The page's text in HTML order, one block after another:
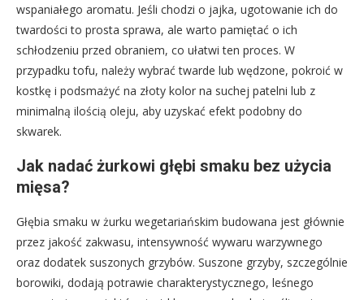
wspaniałego aromatu. Jeśli chodzi o jajka, ugotowanie ich do
twardości to prosta sprawa, ale warto pamiętać o ich
schłodzeniu przed obraniem, co ułatwi ten proces. W
przypadku tofu, należy wybrać twarde lub wędzone, pokroić w
kostkę i podsmażyć na złoty kolor na suchej patelni lub z
minimalną ilością oleju, aby uzyskać efekt podobny do
skwarek.
Jak nadać żurkowi głębi smaku bez użycia
mięsa?
Głębia smaku w żurku wegetariańskim budowana jest głównie
przez jakość zakwasu, intensywność wywaru warzywnego
oraz dodatek suszonych grzybów. Suszone grzyby, szczególnie
borowiki, dodają potrawie charakterystycznego, leśnego